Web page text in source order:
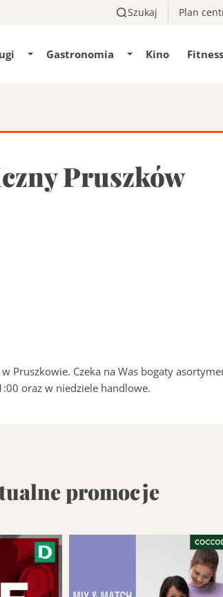
Szukaj Plan
Pokaż/ukryj
Gastronomia
Pokaż/ukryj
Kino Fitness
Pruszków
Pruszkowie. Czeka na Was bogaty
oraz w niedziele handlowe.
promocje